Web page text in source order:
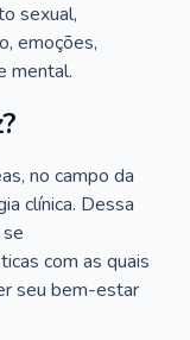
sexual,
emoções,
mental.
no campo da
clínica. Dessa
com as quais
seu bem-estar